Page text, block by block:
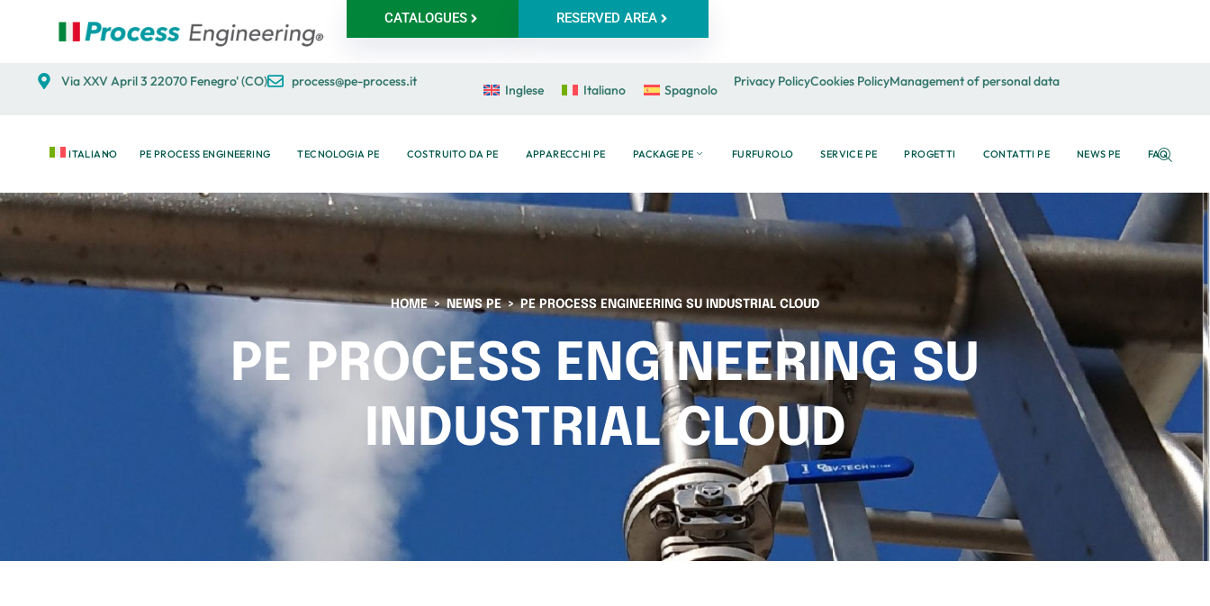
CATALOGUES RESERVED AREA
Via XXV April 3 22070 Fenegro' (CO) process@pe-process.it
Inglese Italiano Spagnolo
Privacy PolicyCookies PolicyManagement of personal data
ITALIANO PE PROCESS ENGINEERING TECNOLOGIA PE COSTRUITO DA PE APPARECCHI PE PACKAGE PE FURFUROLO SERVICE PE PROGETTI CONTATTI PE NEWS PE FAQ
HOME NEWS PE PE PROCESS ENGINEERING SU INDUSTRIAL CLOUD
PE PROCESS ENGINEERING SU
INDUSTRIAL CLOUD